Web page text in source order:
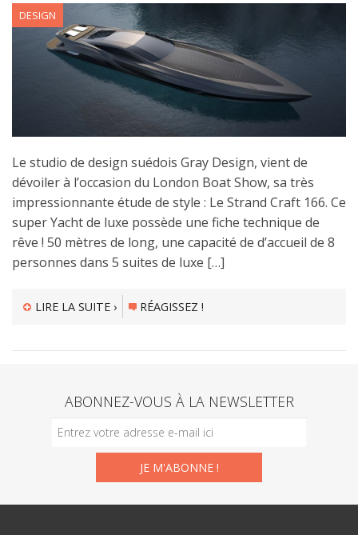
DESIGN
Le studio de design suédois Gray Design, vient de
dévoiler à l’occasion du London Boat Show, sa très
impressionnante étude de style : Le Strand Craft 166. Ce
super Yacht de luxe possède une fiche technique de
rêve ! 50 mètres de long, une capacité de d’accueil de 8
personnes dans 5 suites de luxe […]
LIRE LA SUITE › RÉAGISSEZ !
ABONNEZ-VOUS À LA NEWSLETTER